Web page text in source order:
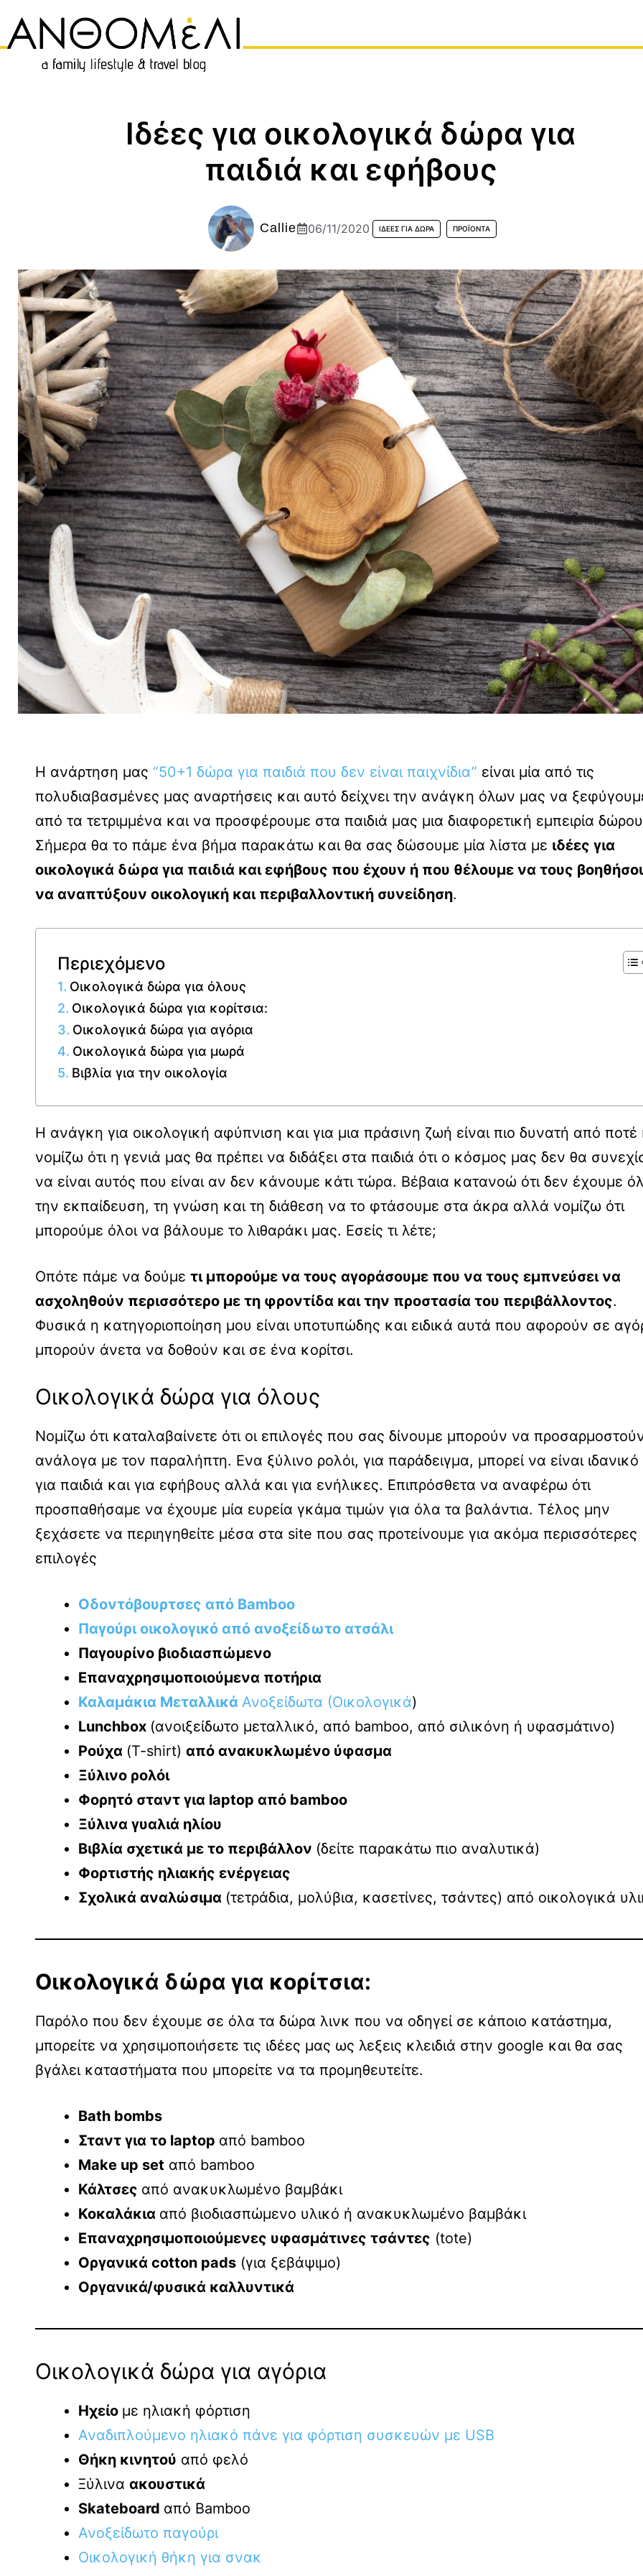
περιεχόμενο
Ιδέες για οικολογικά δώρα για
παιδιά και εφήβους
Callie 06/11/2020 ΙΔΈΕΣ ΓΙΑ ΔΏΡΑ ΠΡΟΪΟΝΤΑ
Η ανάρτηση μας “50+1 δώρα για παιδιά που δεν είναι παιχνίδια” είναι μία από τις
πολυδιαβασμένες μας αναρτήσεις και αυτό δείχνει την ανάγκη όλων μας να
από τα τετριμμένα και να προσφέρουμε στα παιδιά μας μια διαφορετική εμπειρία
Σήμερα θα το πάμε ένα βήμα παρακάτω και θα σας δώσουμε μία λίστα με ιδέες για
οικολογικά δώρα για παιδιά και εφήβους που έχουν ή που θέλουμε να τους
να αναπτύξουν οικολογική και περιβαλλοντική συνείδηση.
Περιεχόμενο
Οικολογικά δώρα για όλους
Οικολογικά δώρα για κορίτσια:
Οικολογικά δώρα για αγόρια
Οικολογικά δώρα για μωρά
Βιβλία για την οικολογία
Η ανάγκη για οικολογική αφύπνιση και για μια πράσινη ζωή είναι πιο δυνατή από ποτέ
νομίζω ότι η γενιά μας θα πρέπει να διδάξει στα παιδιά ότι ο κόσμος μας δεν θα
να είναι αυτός που είναι αν δεν κάνουμε κάτι τώρα. Βέβαια κατανοώ ότι δεν έχουμε
την εκπαίδευση, τη γνώση και τη διάθεση να το φτάσουμε στα άκρα αλλά νομίζω ότι
μπορούμε όλοι να βάλουμε το λιθαράκι μας. Εσείς τι λέτε;
Οπότε πάμε να δούμε τι μπορούμε να τους αγοράσουμε που να τους εμπνεύσει να
ασχοληθούν περισσότερο με τη φροντίδα και την προστασία του περιβάλλοντος.
Φυσικά η κατηγοριοποίηση μου είναι υποτυπώδης και ειδικά αυτά που αφορούν σε
μπορούν άνετα να δοθούν και σε ένα κορίτσι.
Οικολογικά δώρα για όλους
Νομίζω ότι καταλαβαίνετε ότι οι επιλογές που σας δίνουμε μπορούν να
ανάλογα με τον παραλήπτη. Ενα ξύλινο ρολόι, για παράδειγμα, μπορεί να είναι ιδανικό
για παιδιά και για εφήβους αλλά και για ενήλικες. Επιπρόσθετα να αναφέρω ότι
προσπαθήσαμε να έχουμε μία ευρεία γκάμα τιμών για όλα τα βαλάντια. Τέλος μην
ξεχάσετε να περιηγηθείτε μέσα στα site που σας προτείνουμε για ακόμα περισσότερες
επιλογές
Οδοντόβουρτσες από Bamboo
Παγούρι οικολογικό από ανοξείδωτο ατσάλι
Παγουρίνο βιοδιασπώμενο
Επαναχρησιμοποιούμενα ποτήρια
Καλαμάκια Μεταλλικά Ανοξείδωτα (Οικολογικά)
Lunchbox (ανοιξείδωτο μεταλλικό, από bamboo, από σιλικόνη ή υφασμάτινο)
Ρούχα (T-shirt) από ανακυκλωμένο ύφασμα
Ξύλινο ρολόι
Φορητό σταντ για laptop από bamboo
Ξύλινα γυαλιά ηλίου
Βιβλία σχετικά με το περιβάλλον (δείτε παρακάτω πιο αναλυτικά)
Φορτιστής ηλιακής ενέργειας
Σχολικά αναλώσιμα (τετράδια, μολύβια, κασετίνες, τσάντες) από οικολογικά
Οικολογικά δώρα για κορίτσια:
Παρόλο που δεν έχουμε σε όλα τα δώρα λινκ που να οδηγεί σε κάποιο κατάστημα,
μπορείτε να χρησιμοποιήσετε τις ιδέες μας ως λεξεις κλειδιά στην google και θα σας
βγάλει καταστήματα που μπορείτε να τα προμηθευτείτε.
Bath bombs
Σταντ για το laptop από bamboo
Make up set από bamboo
Κάλτσες από ανακυκλωμένο βαμβάκι
Κοκαλάκια από βιοδιασπώμενο υλικό ή ανακυκλωμένο βαμβάκι
Επαναχρησιμοποιούμενες υφασμάτινες τσάντες (tote)
Οργανικά cotton pads (για ξεβάψιμο)
Οργανικά/φυσικά καλλυντικά
Οικολογικά δώρα για αγόρια
Ηχείο με ηλιακή φόρτιση
Αναδιπλούμενο ηλιακό πάνε για φόρτιση συσκευών με USB
Θήκη κινητού από φελό
Ξύλινα ακουστικά
Skateboard από Bamboo
Ανοξείδωτο παγούρι
Οικολογική θήκη για σνακ